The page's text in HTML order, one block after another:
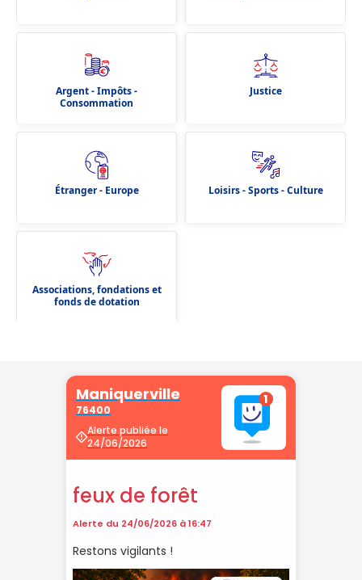
Argent - Impôts -
Consommation
Justice
Étranger - Europe Loisirs - Sports - Culture
Associations, fondations et
fonds de dotation